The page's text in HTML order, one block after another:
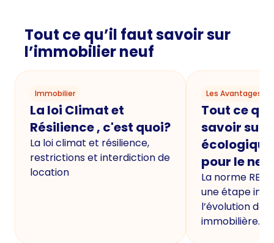
Tout ce qu’il faut savoir sur
l’immobilier neuf
Immobilier
La loi Climat et
Résilience , c'est quoi?
La loi climat et résilience,
restrictions et interdiction de
location
Les Avantages
Tout ce
savoir sur
écologique
pour le
La norme
une étape
l’évolution de
immobilière.